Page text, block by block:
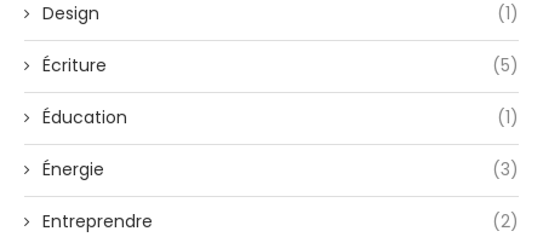
Design (1)
Écriture (5)
Éducation (1)
Énergie (3)
Entreprendre (2)